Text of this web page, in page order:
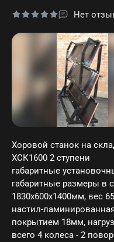
Нет
Хоровой станок на
ХСК1600 2 ступени
габаритные
габаритные размеры в
1830х600х1400мм, вес
настил-
покрытием 18мм,
всего 4 колеса - 2